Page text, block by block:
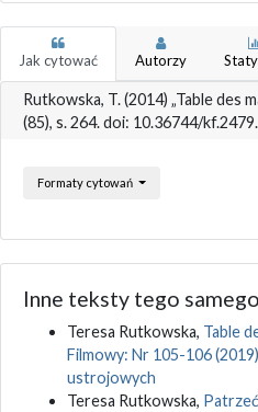
Jak cytować Autorzy
Rutkowska, T. (2014) „Table des
(85), s. 264. doi: 10.36744/kf.2479.
Formaty cytowań
Inne teksty tego
Teresa Rutkowska, Table
Filmowy: Nr 105-106
ustrojowych
Teresa Rutkowska,